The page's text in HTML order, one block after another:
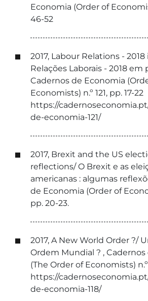
Economia (Order of
46-52
2017, Labour Relations -
Relações Laborais - 2018 em
Cadernos de Economia
Economists) n.º 121, pp. 17-22
https://
de-economia-121/
2017, Brexit and the US
reflections/ O Brexit e as
americanas : algumas
de Economia (Order of
pp. 20-23.
2017, A New World Order ?/
Ordem Mundial ? ,
(The Order of Economists) n.º
https://
de-economia-118/